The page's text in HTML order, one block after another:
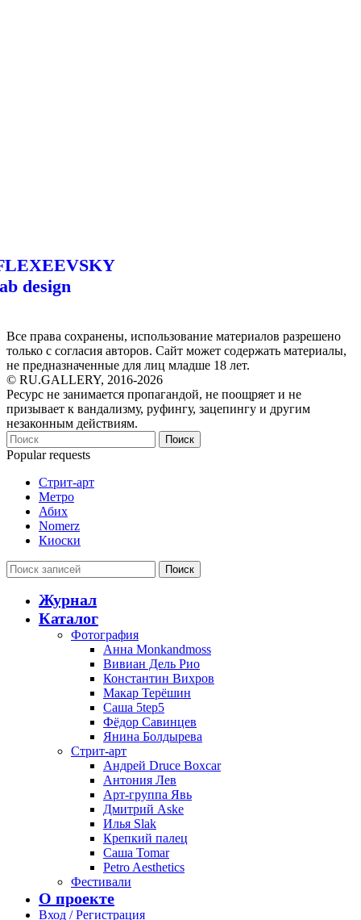
design
Все права сохранены, использование материалов разрешено
только с согласия авторов. Сайт может содержать материалы,
не предназначенные для лиц младше 18 лет.
© RU.GALLERY, 2016-2026
Ресурс не занимается пропагандой, не поощряет и не
призывает к вандализму, руфингу, зацепингу и другим
незаконным действиям.
Поиск
Popular requests
Стрит-арт
Метро
Абих
Nomerz
Киоски
Поиск
Журнал
Каталог
Фотография
Анна Monkandmoss
Вивиан Дель Рио
Константин Вихров
Макар Терёшин
Саша 5tep5
Фёдор Савинцев
Янина Болдырева
Стрит-арт
Андрей Druce Boxcar
Антония Лев
Арт-группа Явь
Дмитрий Aske
Илья Slak
Крепкий палец
Саша Tomar
Petro Aesthetics
Фестивали
О проекте
Вход / Регистрация